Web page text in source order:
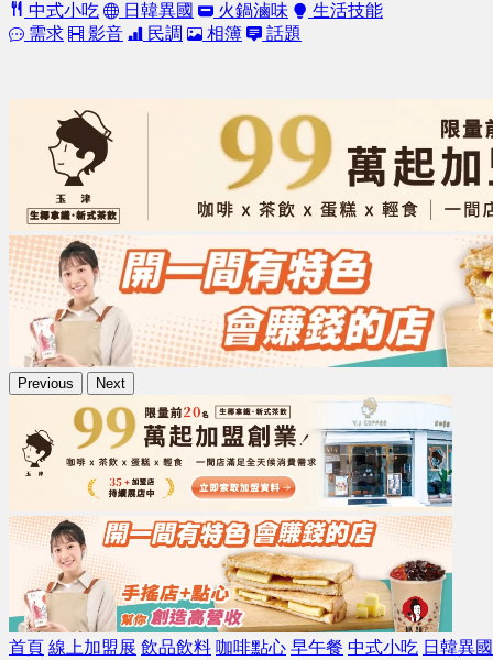
中式小吃
日韓異國 火鍋滷味
生活技能
需求
影音 民調 相簿 話題
Previous Next
首頁 線上加盟展 飲品飲料 咖啡點心 早午餐 中式小吃 日韓異國